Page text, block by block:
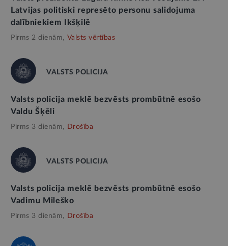
Latvijas politiski represēto personu salidojuma
dalībniekiem Ikšķilē
Pirms 2 dienām, Valsts vērtības
VALSTS POLICIJA
Valsts policija meklē bezvēsts prombūtnē esošo
Valdu Šķēli
Pirms 3 dienām, Drošība
VALSTS POLICIJA
Valsts policija meklē bezvēsts prombūtnē esošo
Vadimu Mileško
Pirms 3 dienām, Drošība